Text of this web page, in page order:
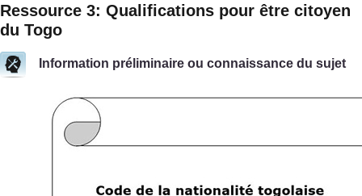
Ressource 3: Qualifications pour être citoyen
du Togo
Information préliminaire ou connaissance du sujet